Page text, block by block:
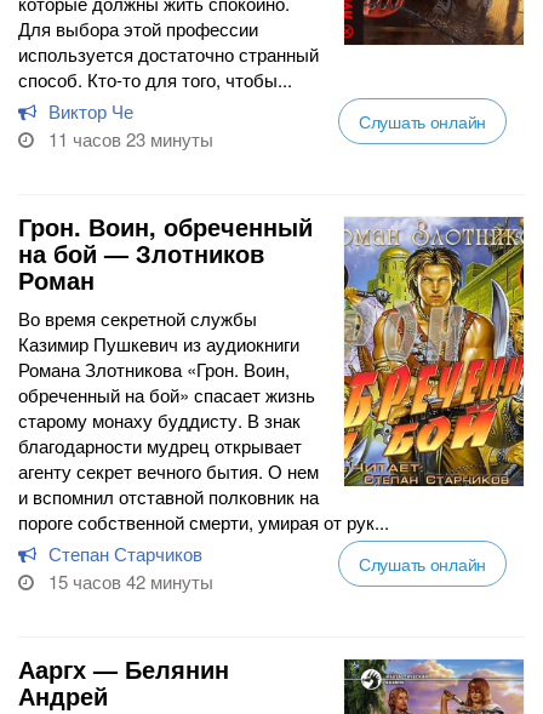
Для выбора этой профессии
используется достаточно странный
способ. Кто-то для того, чтобы...
Виктор Че
11 часов 23 минуты
Слушать онлайн
Грон. Воин, обреченный
на бой — Злотников
Роман
Во время секретной службы
Казимир Пушкевич из аудиокниги
Романа Злотникова «Грон. Воин,
обреченный на бой» спасает жизнь
старому монаху буддисту. В знак
благодарности мудрец открывает
агенту секрет вечного бытия. О нем
и вспомнил отставной полковник на
пороге собственной смерти, умирая от рук...
Степан Старчиков
15 часов 42 минуты
Слушать онлайн
Ааргх — Белянин
Андрей